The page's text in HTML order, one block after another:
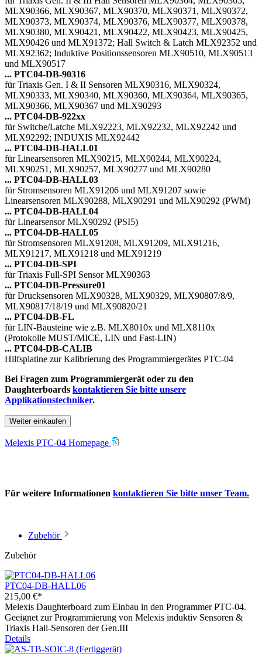
MLX90366, MLX90367, MLX90370, MLX90371, MLX90372,
MLX90373, MLX90374, MLX90376, MLX90377, MLX90378,
MLX90380, MLX90421, MLX90422, MLX90423, MLX90425,
MLX90426 und MLX91372; Hall Switch & Latch MLX92352 und
MLX92362; Induktive Positionssensoren MLX90510, MLX90513
und MLX90517
... PTC04-DB-90316
für Triaxis Gen. I & II Sensoren MLX90316, MLX90324,
MLX90333, MLX90340, MLX90360, MLX90364, MLX90365,
MLX90366, MLX90367 und MLX90293
... PTC04-DB-922xx
für Switche/Latche MLX92223, MLX92232, MLX92242 und
MLX92292; INDUXIS MLX92442
... PTC04-DB-HALL01
für Linearsensoren MLX90215, MLX90244, MLX90224,
MLX90251, MLX90257, MLX90277 und MLX90280
... PTC04-DB-HALL03
für Stromsensoren MLX91206 und MLX91207 sowie
Linearsensoren MLX90288, MLX90291 und MLX90292 (PWM)
... PTC04-DB-HALL04
für Linearsensor MLX90292 (PSI5)
... PTC04-DB-HALL05
für Stromsensoren MLX91208, MLX91209, MLX91216,
MLX91217, MLX91218 und MLX91219
... PTC04-DB-SPI
für Triaxis Full-SPI Sensor MLX90363
... PTC04-DB-Pressure01
für Drucksensoren MLX90328, MLX90329, MLX90807/8/9,
MLX90817/18/19 und MLX90820/21
... PTC04-DB-FL
für LIN-Bausteine wie z.B. MLX8010x und MLX8110x
(Protokolle MUST/MICE, LIN und Fast-LIN)
... PTC04-DB-CALIB
Hilfsplatine zur Kalibrierung des Programmiergerätes PTC-04
Bei Fragen zum Programmiergerät oder zu den
Daughterboards kontaktieren Sie bitte unsere
Applikationstechniker.
Weiter einkaufen
Melexis PTC-04 Homepage
Für weitere Informationen kontaktieren Sie bitte unser Team.
Zubehör
Zubehör
PTC04-DB-HALL06
215,00 €*
Melexis Daughterboard zum Einbau in den Programmer PTC-04.
Geeignet zur Programmierung von Melexis induktiv Sensoren &
Triaxis Hall-Sensoren der Gen.III
Details